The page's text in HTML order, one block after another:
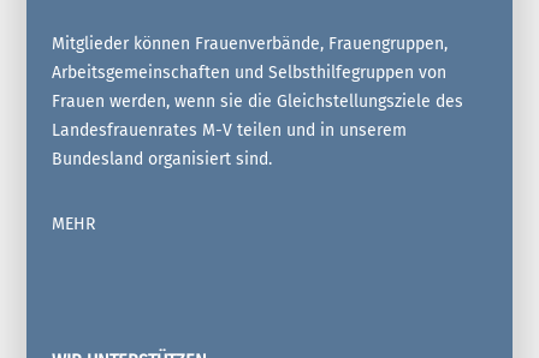
Mitglieder können Frauenverbände, Frauengruppen,
Arbeitsgemeinschaften und Selbsthilfegruppen von
Frauen werden, wenn sie die Gleichstellungsziele des
Landesfrauenrates M-V teilen und in unserem
Bundesland organisiert sind.
MEHR